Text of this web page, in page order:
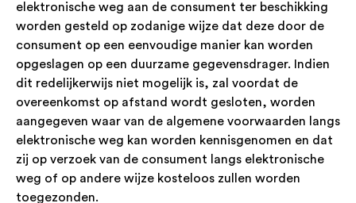
elektronische weg aan de consument ter beschikking
worden gesteld op zodanige wijze dat deze door de
consument op een eenvoudige manier kan worden
opgeslagen op een duurzame gegevensdrager. Indien
dit redelijkerwijs niet mogelijk is, zal voordat de
overeenkomst op afstand wordt gesloten, worden
aangegeven waar van de algemene voorwaarden langs
elektronische weg kan worden kennisgenomen en dat
zij op verzoek van de consument langs elektronische
weg of op andere wijze kosteloos zullen worden
toegezonden.